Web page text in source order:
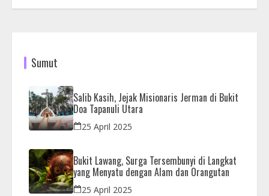
Sumut
Salib Kasih, Jejak Misionaris Jerman di Bukit
Doa Tapanuli Utara
25 April 2025
Bukit Lawang, Surga Tersembunyi di Langkat
yang Menyatu dengan Alam dan Orangutan
25 April 2025